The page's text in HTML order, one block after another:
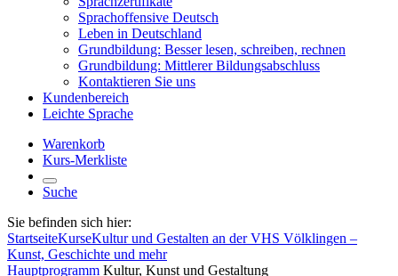
Sprachoffensive Deutsch
Leben in Deutschland
Grundbildung: Besser lesen, schreiben, rechnen
Grundbildung: Mittlerer Bildungsabschluss
Kontaktieren Sie uns
Kundenbereich
Leichte Sprache
Warenkorb
Kurs-Merkliste
Suche
Sie befinden sich hier:
StartseiteKurseKultur und Gestalten an der VHS Völklingen –
Kunst, Geschichte und mehr
Hauptprogramm Kultur, Kunst und Gestaltung